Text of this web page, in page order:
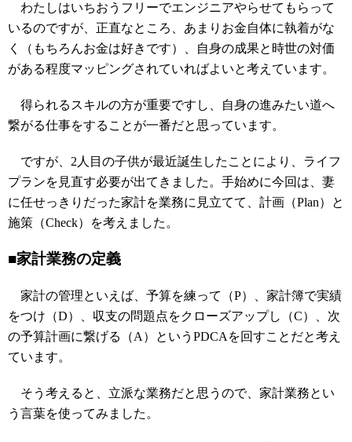
わたしはいちおうフリーでエンジニアやらせてもらって
いるのですが、正直なところ、あまりお金自体に執着がな
く（もちろんお金は好きです）、自身の成果と時世の対価
がある程度マッピングされていればよいと考えています。
得られるスキルの方が重要ですし、自身の進みたい道へ
繋がる仕事をすることが一番だと思っています。
ですが、2人目の子供が最近誕生したことにより、ライフ
プランを見直す必要が出てきました。手始めに今回は、妻
に任せっきりだった家計を業務に見立てて、計画（Plan）と
施策（Check）を考えました。
■家計業務の定義
家計の管理といえば、予算を練って（P）、家計簿で実績
をつけ（D）、収支の問題点をクローズアップし（C）、次
の予算計画に繋げる（A）というPDCAを回すことだと考え
ています。
そう考えると、立派な業務だと思うので、家計業務とい
う言葉を使ってみました。